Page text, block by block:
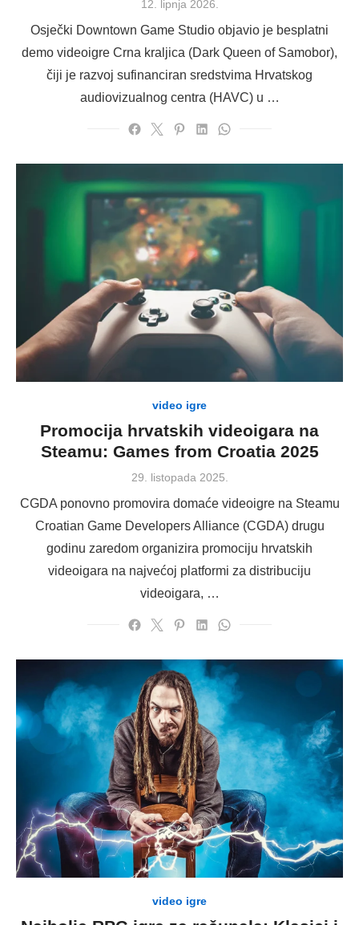
Posted
12. lipnja 2026.
Osječki Downtown Game Studio objavio je besplatni
demo videoigre Crna kraljica (Dark Queen of Samobor),
čiji je razvoj sufinanciran sredstvima Hrvatskog
audiovizualnog centra (HAVC) u …
video igre
Promocija hrvatskih videoigara na
Steamu: Games from Croatia 2025
Posted
29. listopada 2025.
CGDA ponovno promovira domaće videoigre na Steamu
Croatian Game Developers Alliance (CGDA) drugu
godinu zaredom organizira promociju hrvatskih
videoigara na najvećoj platformi za distribuciju
videoigara, …
video igre